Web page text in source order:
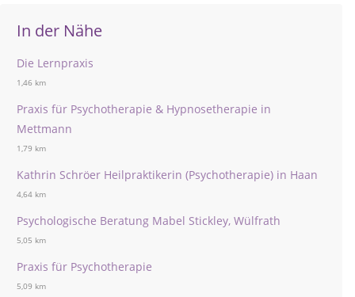
In der Nähe
Die Lernpraxis
1,46 km
Praxis für Psychotherapie & Hypnosetherapie in
Mettmann
1,79 km
Kathrin Schröer Heilpraktikerin (Psychotherapie) in Haan
4,64 km
Psychologische Beratung Mabel Stickley, Wülfrath
5,05 km
Praxis für Psychotherapie
5,09 km